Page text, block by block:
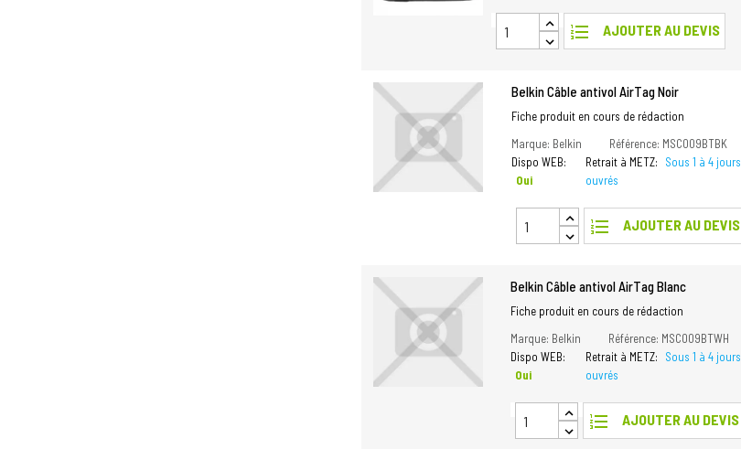
format_list_numbered AJOUTER AU DEVIS
Belkin Câble antivol AirTag Noir
Fiche produit en cours de rédaction
Marque: Belkin
Référence: MSC009BTBK
Dispo WEB:
Oui
Retrait à METZ:
Sous 1 à 4 jours
ouvrés
format_list_numbered AJOUTER AU DEVIS
Belkin Câble antivol AirTag Blanc
Fiche produit en cours de rédaction
Marque: Belkin
Référence: MSC009BTWH
Dispo WEB:
Oui
Retrait à METZ:
Sous 1 à 4 jours
ouvrés
format_list_numbered AJOUTER AU DEVIS